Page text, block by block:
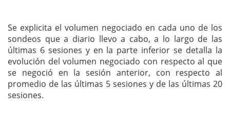
Se explicita el volumen negociado en cada uno de los
sondeos que a diario llevo a cabo, a lo largo de las
últimas 6 sesiones y en la parte inferior se detalla la
evolución del volumen negociado con respecto al que
se negoció en la sesión anterior, con respecto al
promedio de las últimas 5 sesiones y de las últimas 20
sesiones.